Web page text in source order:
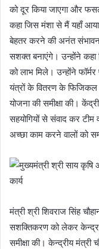
को दूर किया जाएगा और
कहा जिस मंशा से मैं यहाँ
बेहतर करने की अनंत
सशक्त बनाएंगे। उन्होंने कहा
को लाभ मिले। उन्होंने
यंत्रों के वितरण के फिजिकल
योजना की समीक्षा की।
सहयोगियों से संवाद कर टीम
अच्छा काम करने वालों को
मंत्री श्री शिवराज सिंह
सशक्तिकरण को लेकर केन्द्र
समीक्षा की। केन्द्रीय